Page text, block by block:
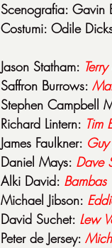
Scenografia: Gavin
Costumi: Odile
Jason Statham:
Saffron Burrows:
Stephen Campbell
Richard Lintern: Tim
James Faulkner:
Daniel Mays: Dave
Alki David: Bambas
Michael Jibson:
David Suchet: Lew
Peter de Jersey: